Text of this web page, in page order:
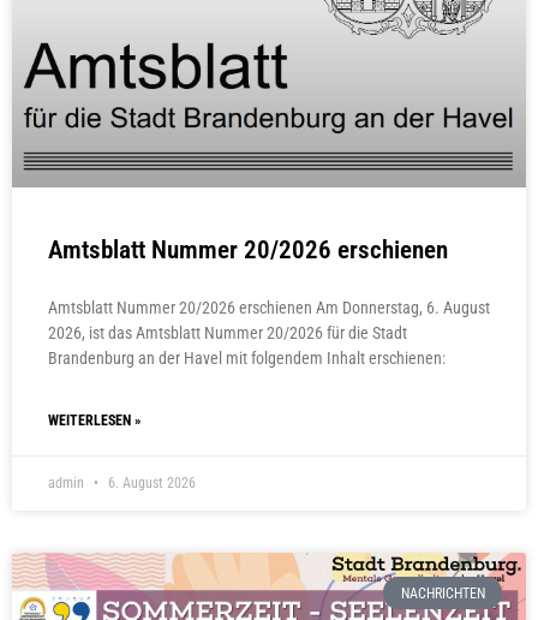
Amtsblatt Nummer 20/2026 erschienen
Amtsblatt Nummer 20/2026 erschienen Am Donnerstag, 6. August
2026, ist das Amtsblatt Nummer 20/2026 für die Stadt
Brandenburg an der Havel mit folgendem Inhalt erschienen:
WEITERLESEN »
admin 6. August 2026
NACHRICHTEN